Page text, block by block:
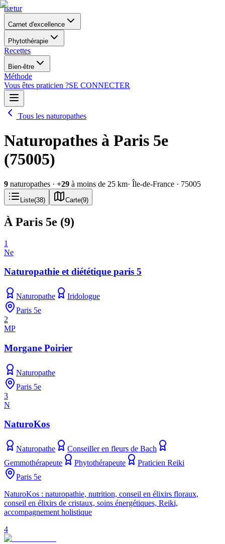
nætur
Carnet d'excellence
Phytothérapie
Recettes
Bien-être
Méthode
Vous êtes praticien ?SE CONNECTER
Tous les naturopathes
Naturopathes à Paris 5e
(75005)
9 naturopathes · +29 à moins de 25 km· Île-de-France · 75005
Liste(38) Carte(9)
À Paris 5e (9)
1
Ne
Naturopathie et diététique paris 5
Naturopathe
Iridologue
Paris 5e
2
MP
Morgane Poirier
Naturopathe
Paris 5e
3
N
NaturoKos
Naturopathe
Conseiller en fleurs de Bach
Gemmothérapeute
Phytothérapeute
Praticien Reiki
Paris 5e
NaturoKos : naturopathie, nutrition, conseil en élixirs floraux,
conseil en élixirs de cristaux, soins énergétiques, Reiki,
accompagnement holistique
4